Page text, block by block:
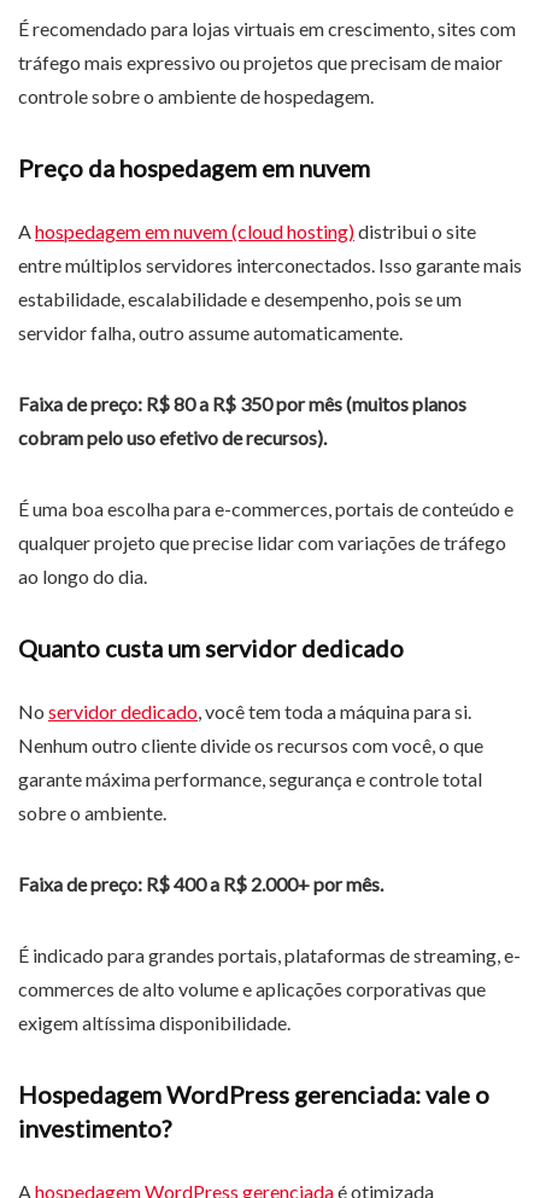
É recomendado para lojas virtuais em crescimento, sites com
tráfego mais expressivo ou projetos que precisam de maior
controle sobre o ambiente de hospedagem.
Preço da hospedagem em nuvem
A hospedagem em nuvem (cloud hosting)distribui o site
entre múltiplos servidores interconectados. Isso garante mais
estabilidade, escalabilidade e desempenho, pois se um
servidor falha, outro assume automaticamente.
Faixa de preço: R$ 80 a R$ 350 por mês (muitos planos
cobram pelo uso efetivo de recursos).
É uma boa escolha para e-commerces, portais de conteúdo e
qualquer projeto que precise lidar com variações de tráfego
ao longo do dia.
Quanto custa um servidor dedicado
No servidor dedicado , você tem toda a máquina para si.
Nenhum outro cliente divide os recursos com você, o que
garante máxima performance, segurança e controle total
sobre o ambiente.
Faixa de preço: R$ 400 a R$ 2.000+ por mês.
É indicado para grandes portais, plataformas de streaming, e-
commerces de alto volume e aplicações corporativas que
exigem altíssima disponibilidade.
Hospedagem WordPress gerenciada: vale o
investimento?
A hospedagem WordPress gerenciadaé otimizada